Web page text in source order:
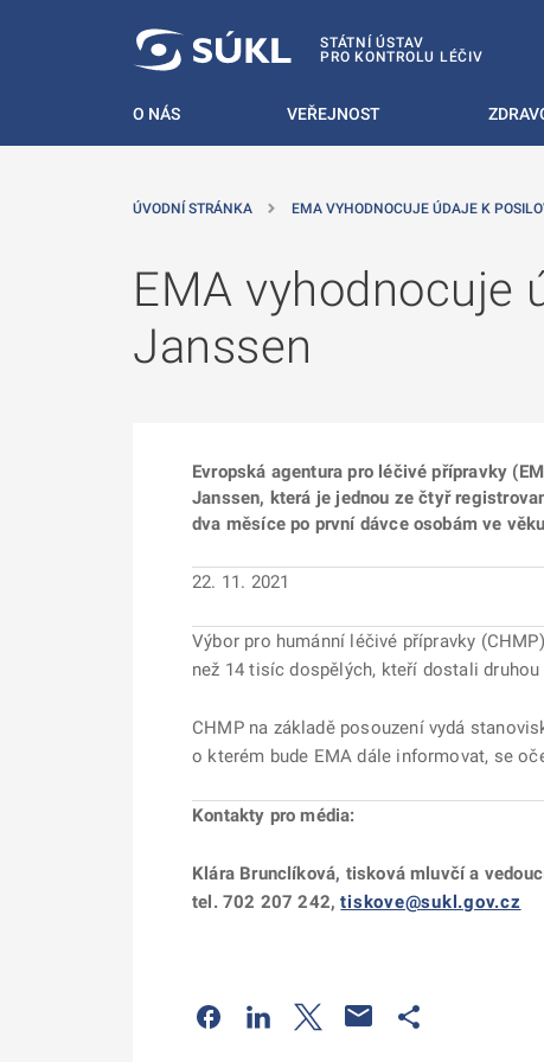
STÁTNÍ ÚSTAV
PRO KONTROLU LÉČIV
O NÁS VEŘEJNOST
ÚVODNÍ STRÁNKA EMA VYHODNOCUJE ÚDAJE K
EMA vyhodnocuje
Janssen
Evropská agentura pro léčivé přípravky
Janssen, která je jednou ze čtyř
dva měsíce po první dávce osobám ve
22. 11. 2021
Výbor pro humánní léčivé přípravky
než 14 tisíc dospělých, kteří dostali
CHMP na základě posouzení vydá
o kterém bude EMA dále informovat, se
Kontakty pro média:
Klára Brunclíková, tisková mluvčí a
tel. 702 207 242,tiskove@sukl.gov.cz
Odkaz se otevře na nové kartě
Odkaz se otevře na nové kartě
Odkaz se otevře na nové